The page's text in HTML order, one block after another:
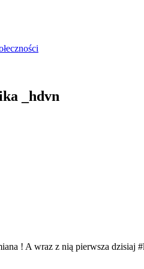
_hdvn
! A wraz z nią pierwsza dzisiaj